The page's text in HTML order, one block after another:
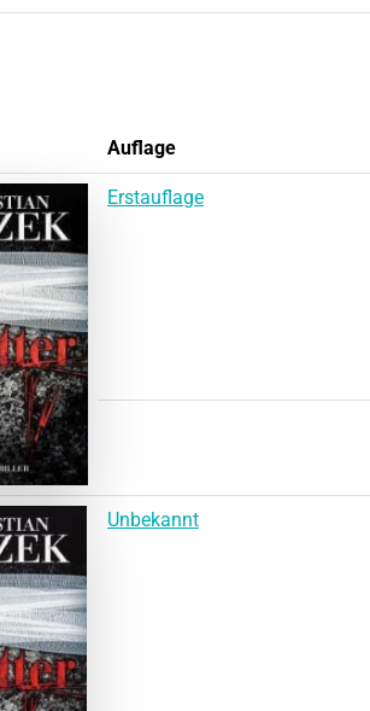
Auflage
Erstauflage
Unbekannt